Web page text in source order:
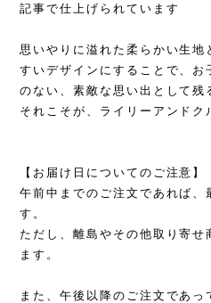
記事で仕上げられています
思いやりに溢れた柔らかい生地
すいデザインにすることで、お
のない、素敵な思い出として残
それこそが、ライリーアンドク
【お届け日についてのご注意】
午前中までのご注文であれば、
す。
ただし、離島やその他取り寄せ
ます。
また、午後以降のご注文であ